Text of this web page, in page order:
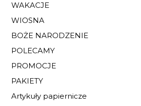
WAKACJE
WIOSNA
BOŻE NARODZENIE
POLECAMY
PROMOCJE
PAKIETY
Artykuły papiernicze